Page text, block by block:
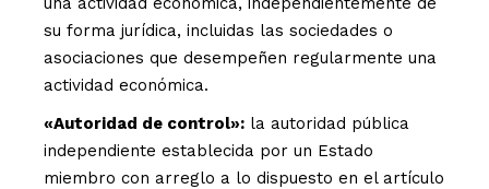
su forma jurídica, incluidas las sociedades o
asociaciones que desempeñen regularmente una
actividad económica.
«Autoridad de control»: la autoridad pública
independiente establecida por un Estado
miembro con arreglo a lo dispuesto en el artículo